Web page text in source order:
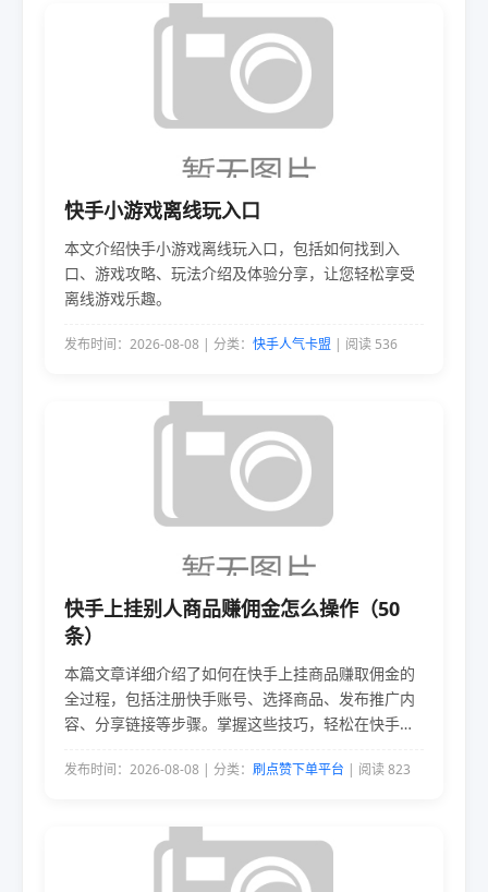
快手小游戏离线玩入口
本文介绍快手小游戏离线玩入口，包括如何找到入
口、游戏攻略、玩法介绍及体验分享，让您轻松享受
离线游戏乐趣。
发布时间：2026-08-08 | 分类： 快手人气卡盟 | 阅读 536
快手上挂别人商品赚佣金怎么操作（50
条）
本篇文章详细介绍了如何在快手上挂商品赚取佣金的
全过程，包括注册快手账号、选择商品、发布推广内
容、分享链接等步骤。掌握这些技巧，轻松在快手平
发布时间：2026-08-08 | 分类： 刷点赞下单平台 | 阅读 823